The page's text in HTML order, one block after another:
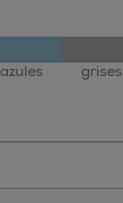
azules grises